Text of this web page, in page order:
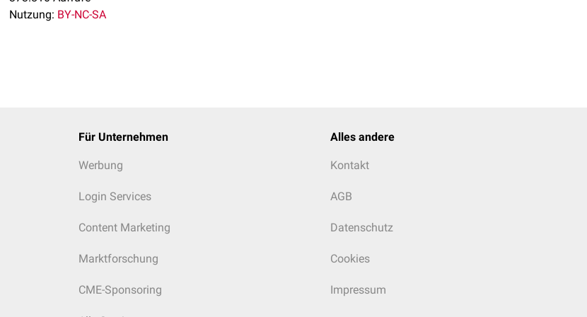
Nutzung: BY-NC-SA
Für Unternehmen
Werbung
Login Services
Content Marketing
Marktforschung
CME-Sponsoring
Alles andere
Kontakt
AGB
Datenschutz
Cookies
Impressum